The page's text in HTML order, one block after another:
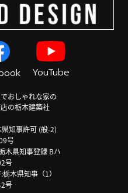
YouTube
おしゃれな家の
の栃木建築社
知事許可 (般-2)
号
木県知事登録 Bハ
号
木県知事（1）
号